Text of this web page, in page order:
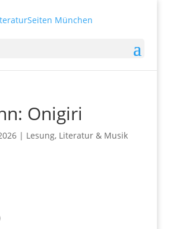
Onigiri
| Lesung, Literatur & Musik